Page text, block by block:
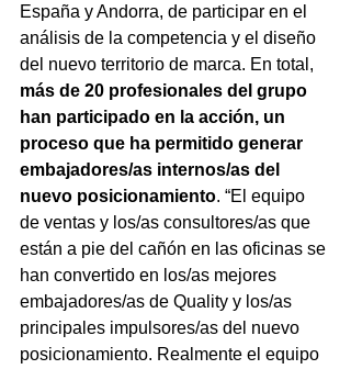
España y Andorra, de participar en el
análisis de la competencia y el diseño
del nuevo territorio de marca. En total,
más de 20 profesionales del grupo
han participado en la acción, un
proceso que ha permitido generar
embajadores/as internos/as del
nuevo posicionamiento. “El equipo
de ventas y los/as consultores/as que
están a pie del cañón en las oficinas se
han convertido en los/as mejores
embajadores/as de Quality y los/as
principales impulsores/as del nuevo
posicionamiento. Realmente el equipo